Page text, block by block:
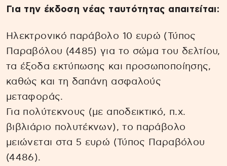
Για την έκδοση νέας ταυτότητας απαιτείται:
Ηλεκτρονικό παράβολο 10 ευρώ (Τύπος
Παραβόλου (4485) για το σώμα του δελτίου,
τα έξοδα εκτύπωσης και προσωποποίησης,
καθώς και τη δαπάνη ασφαλούς
μεταφοράς.
Για πολύτεκνους (με αποδεικτικό, π.χ.
βιβλιάριο πολυτέκνων), το παράβολο
μειώνεται στα 5 ευρώ (Τύπος Παραβόλου
(4486).